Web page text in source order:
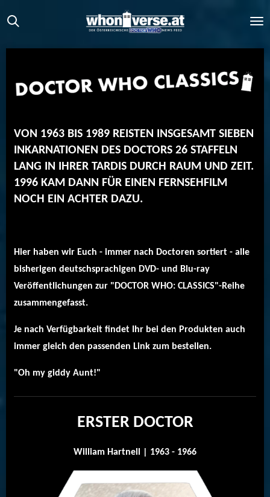
Zum
Hauptinhalt
springen
VON 1963 BIS 1989 REISTEN INSGESAMT SIEBEN
INKARNATIONEN DES DOCTORS 26 STAFFELN
LANG IN IHRER TARDIS DURCH RAUM UND ZEIT.
1996 KAM DANN FÜR EINEN FERNSEHFILM
NOCH EIN ACHTER DAZU.
Hier haben wir Euch - immer nach Doctoren sortiert - alle
bisherigen deutschsprachigen DVD- und Blu-ray
Veröffentlichungen zur "DOCTOR WHO: CLASSICS"-Reihe
zusammengefasst.
Je nach Verfügbarkeit findet Ihr bei den Produkten auch
immer gleich den passenden Link zum bestellen.
"Oh my giddy Aunt!"
ERSTER DOCTOR
William Hartnell | 1963 - 1966